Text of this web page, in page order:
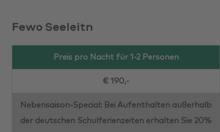
Fewo Seeleitn
Preis pro Nacht für 1-2 Personen
€ 190,-
Nebensaison-Special: Bei Aufenthalten außerhalb
der deutschen Schulferienzeiten erhalten Sie 20%